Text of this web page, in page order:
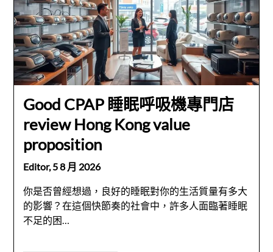
Good CPAP 睡眠呼吸機專門店
review Hong Kong value
proposition
Editor,5 8 月 2026
你是否曾經想過，良好的睡眠對你的生活質量有多大
的影響？在這個快節奏的社會中，許多人面臨著睡眠
不足的困…